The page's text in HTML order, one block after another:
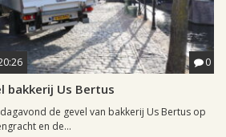
0
bakkerij Us Bertus
de gevel van bakkerij Us Bertus op
en de...